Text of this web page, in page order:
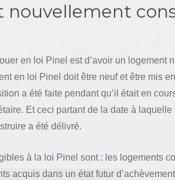
nouvellement
en loi Pinel est d’avoir un logement
en loi Pinel doit être neuf et être mis
a été faite pendant qu’il était en
Et ceci partant de la date à
a été délivré.
à la loi Pinel sont : les logements
acquis dans un état futur